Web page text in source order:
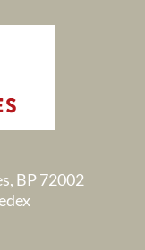
BP 72002